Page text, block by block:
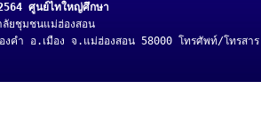
ศูนย์ไทใหญ่ศึกษา
ยชุมชนแม่ฮ่องสอน
คำ อ.เมือง จ.แม่ฮ่องสอน 58000 โทรศัพท์/โทรสา